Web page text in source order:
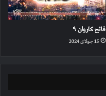
فاتح کاروان ۹
15 جولای 2024